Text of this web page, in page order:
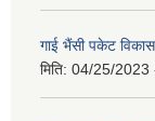
गाई भैंसी पकेट
मिति: 04/25/2023